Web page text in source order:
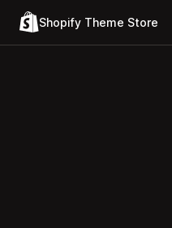
Shopify Theme Store